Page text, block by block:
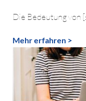
Die Bedeutung von
Mehr erfahren >